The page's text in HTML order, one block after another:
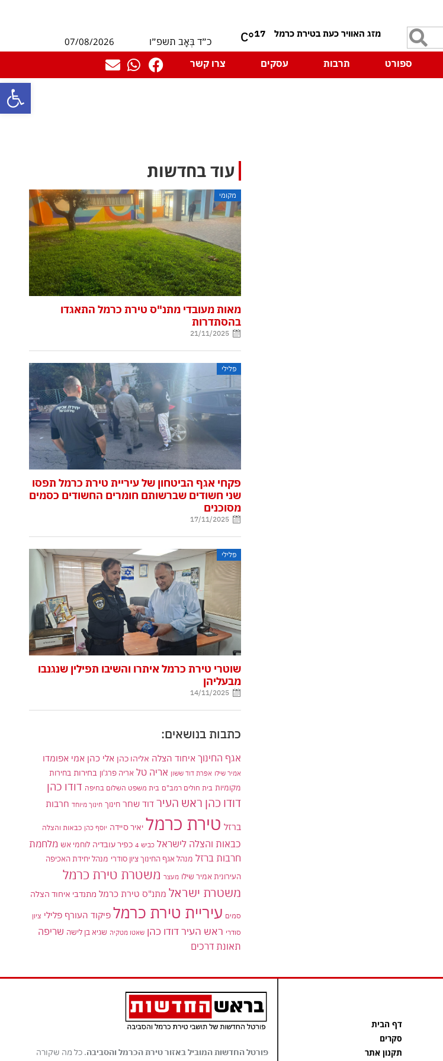
פתח
17
°C כ״ד בְּאָב תשפ״ו
07/08/2026
ספורט תרבות עסקים צרו קשר
עוד בחדשות
מקומי
מאות מעובדי מתנ"ס טירת כרמל התאגדו
בהסתדרות
21/11/2025
פלילי
פקחי אגף הביטחון של עיריית טירת כרמל תפסו
שני חשודים שברשותם חומרים החשודים כסמים
מסוכנים
17/11/2025
פלילי
שוטרי טירת כרמל איתרו והשיבו תפילין שנגנבו
מבעליהן
14/11/2025
כתבות בנושאים:
אגף החינוך איחוד הצלה אליהו כהן אלי כהן אמי אפומדו
אמיר שילו אפרת דוד ששון אריה טל אריה פרג'ון בחירות בחירות
מקומיות בית חולים רמב"ם בית משפט השלום בחיפה דודו כהן
דודו כהן ראש העיר דוד שחר חינוך חינוך מיוחד חרבות
ברזל טירת כרמל יאיר סיידה יוסף כהן כבאות והצלה
כבאות והצלה לישראל כביש 4 כפיר עובדיה לוחמי אש מלחמת
חרבות ברזל מנהל אגף החינוך ציון סודרי מנהל יחידת האכיפה
העירונית אמיר שילו מעצר משטרת טירת כרמל
משטרת ישראל מתנ"ס טירת כרמל מתנדבי איחוד הצלה
סמים עיריית טירת כרמל פיקוד העורף פלילי ציון
סודרי ראש העיר דודו כהן שאטו מטקיה שגיא בן לישה שריפה
תאונת דרכים
דף הבית
סקרים
תקנון אתר
פורטל החדשות המוביל באזור טירת הכרמל והסביבה. כל מה שקורה